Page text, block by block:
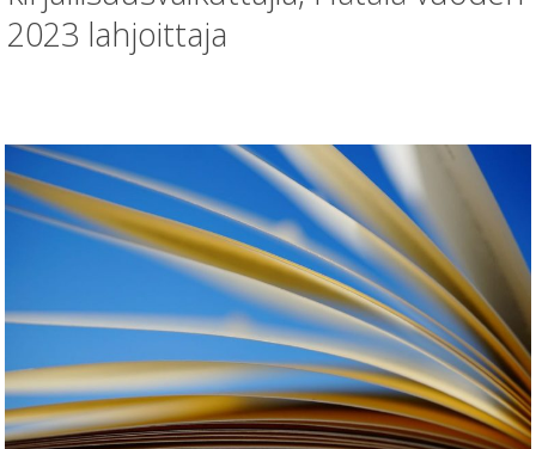
2023 lahjoittaja